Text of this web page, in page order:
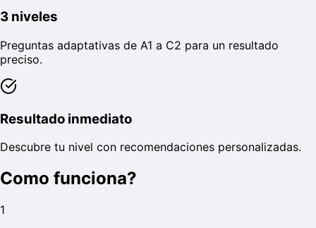
3 niveles
Preguntas adaptativas de A1 a C2 para un resultado
preciso.
Resultado inmediato
Descubre tu nivel con recomendaciones personalizadas.
Como funciona?
1